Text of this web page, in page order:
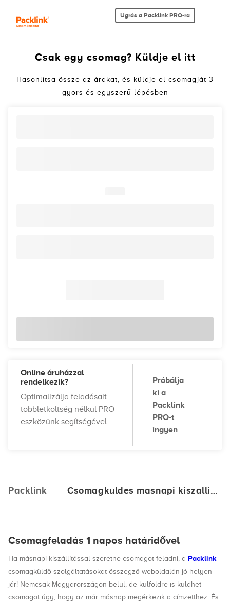
Ugrás a Packlink PRO-ra
Csak egy csomag? Küldje el itt
Hasonlítsa össze az árakat, és küldje el csomagját 3
gyors és egyszerű lépésben
Online áruházzal
rendelkezik?
Optimalizálja feladásait
többletköltség nélkül PRO-
eszközünk segítségével
Próbálja
ki a
Packlink
PRO-t
ingyen
Packlink Csomagkuldes masnapi kiszalli…
Csomagfeladás 1 napos határidővel
Ha másnapi kiszállítással szeretne csomagot feladni, a Packlink
csomagküldő szolgáltatásokat összegző weboldalán jó helyen
jár! Nemcsak Magyarországon belül, de külföldre is küldhet
csomagot úgy, hogy az már másnap megérkezik a címzetthez. És